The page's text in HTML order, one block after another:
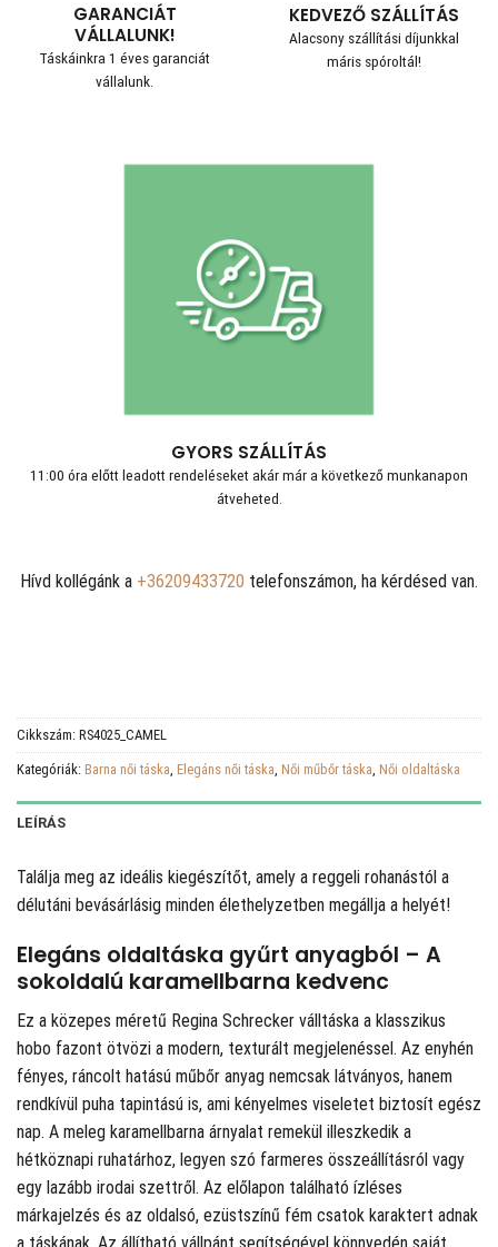
GARANCIÁT
VÁLLALUNK!
Táskáinkra 1 éves garanciát
vállalunk.
KEDVEZŐ SZÁLLÍTÁS
Alacsony szállítási díjunkkal
máris spóroltál!
GYORS SZÁLLÍTÁS
11:00 óra előtt leadott rendeléseket akár már a következő munkanapon
átveheted.
Hívd kollégánk a +36209433720 telefonszámon, ha kérdésed van.
Cikkszám: RS4025_CAMEL
Kategóriák: Barna női táska, Elegáns női táska, Női műbőr táska, Női oldaltáska
LEÍRÁS
Találja meg az ideális kiegészítőt, amely a reggeli rohanástól a
délutáni bevásárlásig minden élethelyzetben megállja a helyét!
Elegáns oldaltáska gyűrt anyagból – A
sokoldalú karamellbarna kedvenc
Ez a közepes méretű Regina Schrecker válltáska a klasszikus
hobo fazont ötvözi a modern, texturált megjelenéssel. Az enyhén
fényes, ráncolt hatású műbőr anyag nemcsak látványos, hanem
rendkívül puha tapintású is, ami kényelmes viseletet biztosít egész
nap. A meleg karamellbarna árnyalat remekül illeszkedik a
hétköznapi ruhatárhoz, legyen szó farmeres összeállításról vagy
egy lazább irodai szettről. Az előlapon található ízléses
márkajelzés és az oldalsó, ezüstszínű fém csatok karaktert adnak
a táskának. Az állítható vállpánt segítségével könnyedén saját